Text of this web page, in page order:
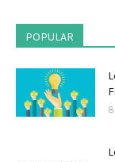
POPULAR